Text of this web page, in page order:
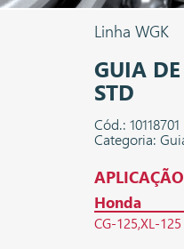
Linha WGK
GUIA
STD
Cód.: 10118701
Categoria:
Honda
CG-125 XL-